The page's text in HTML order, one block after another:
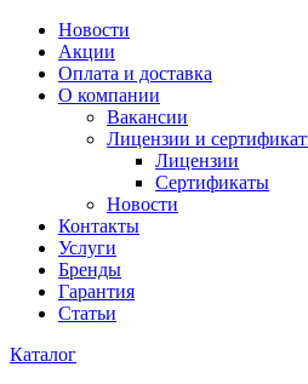
Новости
Акции
Оплата и доставка
О компании
Вакансии
Лицензии и
Лицензии
Сертификаты
Новости
Контакты
Услуги
Бренды
Гарантия
Статьи
Каталог